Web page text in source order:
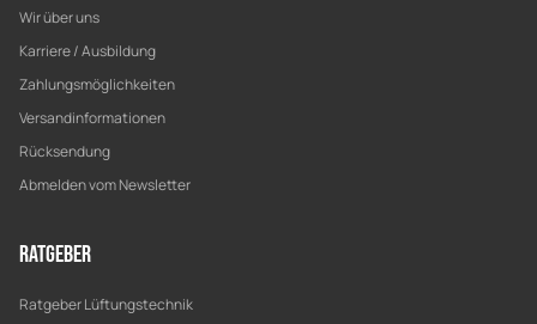
Wir über uns
Karriere / Ausbildung
Zahlungsmöglichkeiten
Versandinformationen
Rücksendung
Abmelden vom Newsletter
Ratgeber
Ratgeber Lüftungstechnik